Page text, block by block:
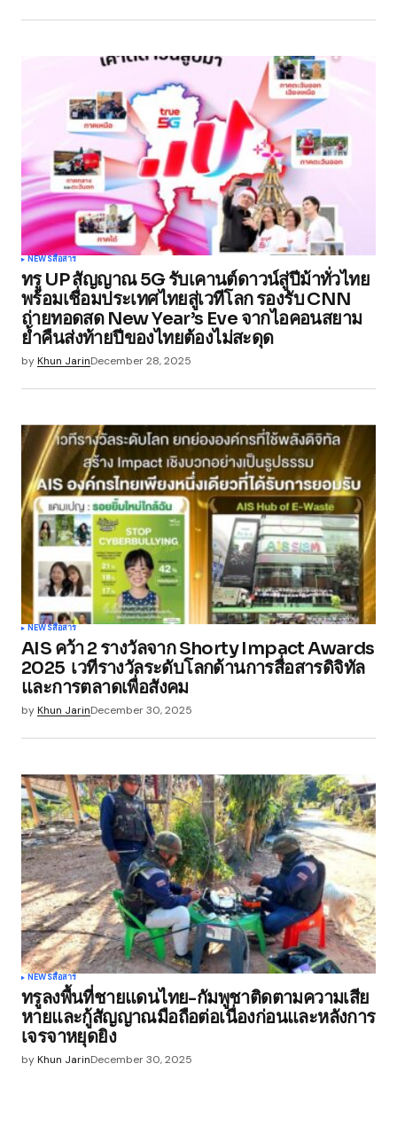
NEWSสื่อสาร
ทรู UP สัญญาณ 5G รับเคานต์ดาวน์สู่ปีม้าทั่วไทย
พร้อมเชื่อมประเทศไทยสู่เวทีโลก รองรับ CNN
ถ่ายทอดสด New Year’s Eve จากไอคอนสยาม
ย้ำคืนส่งท้ายปีของไทยต้องไม่สะดุด
byKhun JarinDecember 28, 2025
NEWSสื่อสาร
AIS คว้า 2 รางวัลจาก Shorty Impact Awards
2025 เวทีรางวัลระดับโลกด้านการสื่อสารดิจิทัล
และการตลาดเพื่อสังคม
byKhun JarinDecember 30, 2025
NEWSสื่อสาร
ทรูลงพื้นที่ชายแดนไทย-กัมพูชาติดตามความเสีย
หายและกู้สัญญาณมือถือต่อเนื่องก่อนและหลังการ
เจรจาหยุดยิง
byKhun JarinDecember 30, 2025